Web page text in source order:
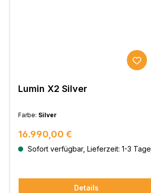
Lumin X2 Silver
Farbe: Silver
Regulärer Preis:
16.990,00 €
Sofort verfügbar, Lieferzeit: 1-3 Tage
Details